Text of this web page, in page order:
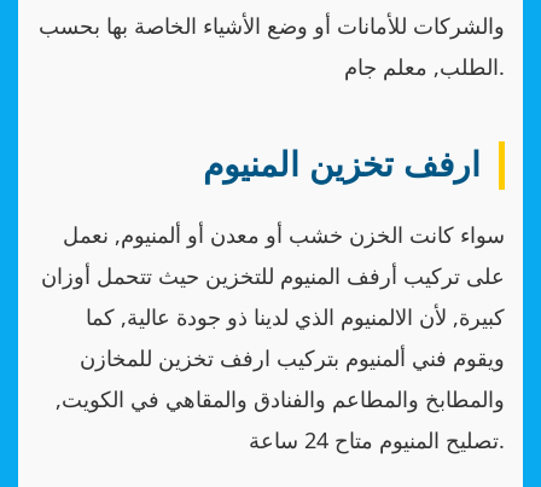
والشركات للأمانات أو وضع الأشياء الخاصة بها بحسب
الطلب, معلم جام.
ارفف تخزين المنيوم
سواء كانت الخزن خشب أو معدن أو ألمنيوم, نعمل
على تركيب أرفف المنيوم للتخزين حيث تتحمل أوزان
كبيرة, لأن الالمنيوم الذي لدينا ذو جودة عالية, كما
ويقوم فني ألمنيوم بتركيب ارفف تخزين للمخازن
والمطابخ والمطاعم والفنادق والمقاهي في الكويت,
تصليح المنيوم متاح 24 ساعة.